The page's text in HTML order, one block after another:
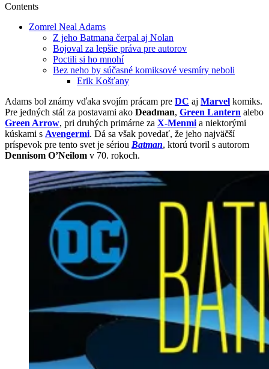
Contents
Zomrel Neal Adams
Z jeho Batmana čerpal aj Nolan
Bojoval za lepšie práva pre autorov
Poctili si ho mnohí
Bez neho by súčasné komiksové vesmíry neboli
Erik Košťany
Adams bol známy vďaka svojím prácam pre DC aj Marvel komiks.
Pre jedných stál za postavami ako Deadman, Green Lantern alebo
Green Arrow, pri druhých primárne za X-Menmi a niektorými
kúskami s Avengermi. Dá sa však povedať, že jeho najväčší
príspevok pre tento svet je sériou Batman, ktorú tvoril s autorom
Dennisom O’Neilom v 70. rokoch.